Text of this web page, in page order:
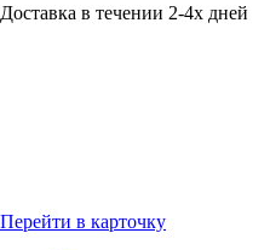
Доставка в течении 2-4х дней
Перейти в карточку